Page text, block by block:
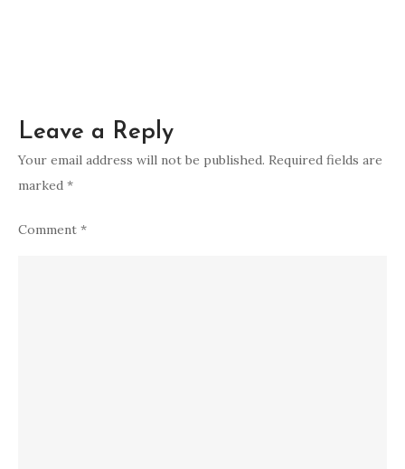
Leave a Reply
Your email address will not be published. Required fields are
marked *
Comment *